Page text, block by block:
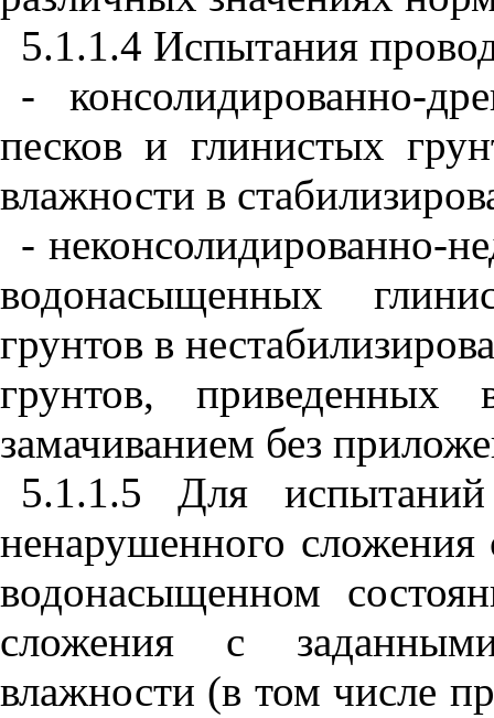
5.1.1.4 Испытания
- консолидированно-
песков и глинистых
влажности в
- неконсолидированно-
водонасыщенных
грунтов в
грунтов, приведенных
замачиванием без
5.1.1.5 Для
ненарушенного
водонасыщенном
сложения с
влажности (в том числе